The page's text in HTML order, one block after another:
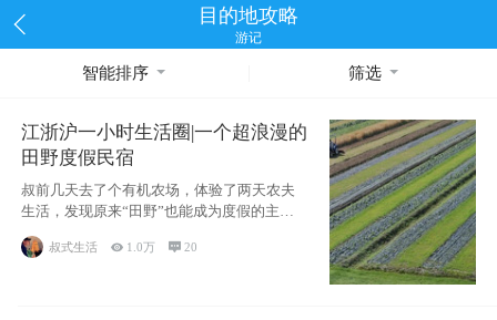
目的地攻略
游记
智能排序 筛选
江浙沪一小时生活圈|一个超浪漫的
田野度假民宿
叔前几天去了个有机农场，体验了两天农夫
生活，发现原来“田野”也能成为度假的主旋
律。江
叔式生活  1.0万 20